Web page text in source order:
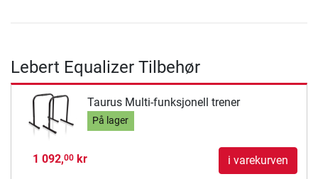
Lebert Equalizer Tilbehør
Taurus Multi-funksjonell trener
På lager
1 092,00kr i varekurven